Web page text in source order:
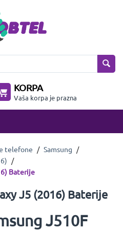
KORPA
Vaša korpa je prazna
telefone / Samsung /
/
Baterije
J5 (2016) Baterije
J510F